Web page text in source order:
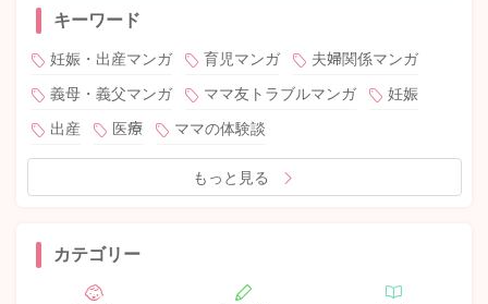
キーワード
妊娠・出産マンガ 育児マンガ
夫婦関係マンガ
義母・義父マンガ
ママ友トラブルマンガ
妊娠
出産
医療 ママの体験談
もっと見る
カテゴリー